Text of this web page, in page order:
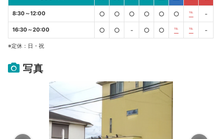
8:30～12:00 ○ ○ ○ ○ ○ ○ ℡ -
16:30～20:00 ○ ○ - ○ ○ ℡ ℡ -
※定休：日・祝
写真